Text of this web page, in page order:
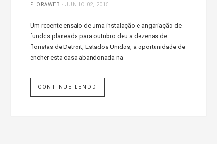
FLORAWEB - JUNHO 02, 2015
Um recente ensaio de uma instalação e angariação de
fundos planeada para outubro deu a dezenas de
floristas de Detroit, Estados Unidos, a oportunidade de
encher esta casa abandonada na
CONTINUE LENDO